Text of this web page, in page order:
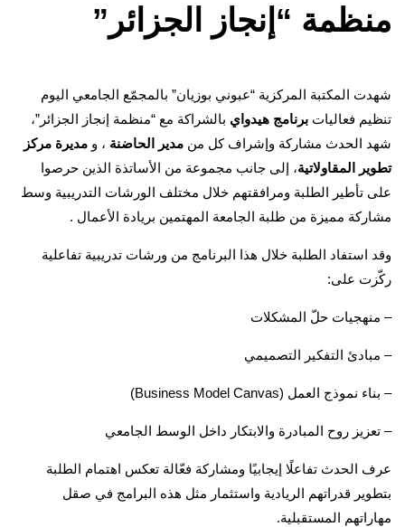
منظمة “إنجاز الجزائر”
شهدت المكتبة المركزية “عبوني بوزيان” بالمجمّع الجامعي اليوم
تنظيم فعاليات برنامج هيدواي بالشراكة مع “منظمة إنجاز الجزائر”،
شهد الحدث مشاركة وإشراف كل من مدير الحاضنة ، و مديرة مركز
تطوير المقاولاتية، إلى جانب مجموعة من الأساتذة الذين حرصوا
على تأطير الطلبة ومرافقتهم خلال مختلف الورشات التدريبية وسط
مشاركة مميزة من طلبة الجامعة المهتمين بريادة الأعمال .
وقد استفاد الطلبة خلال هذا البرنامج من ورشات تدريبية تفاعلية
ركّزت على:
– منهجيات حلّ المشكلات
– مبادئ التفكير التصميمي
– بناء نموذج العمل (Business Model Canvas)
– تعزيز روح المبادرة والابتكار داخل الوسط الجامعي
عرف الحدث تفاعلًا إيجابيًا ومشاركة فعّالة تعكس اهتمام الطلبة
بتطوير قدراتهم الريادية واستثمار مثل هذه البرامج في صقل
مهاراتهم المستقبلية.